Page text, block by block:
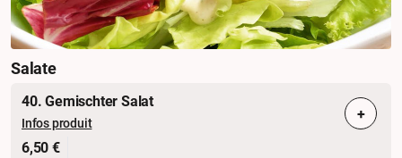
Salate
40. Gemischter Salat
Infos produit
6,50 €
+